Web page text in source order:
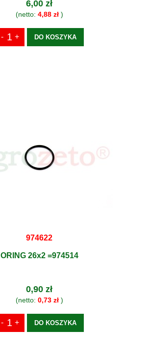
6,00 zł
(netto: 4,88 zł)
DO KOSZYKA
974622
ORING 26x2 =974514
0,90 zł
(netto: 0,73 zł)
DO KOSZYKA